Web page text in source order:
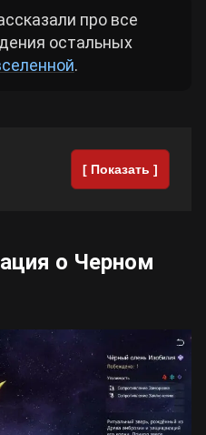
про все
остальных
.
[ Показать ]
о Черном